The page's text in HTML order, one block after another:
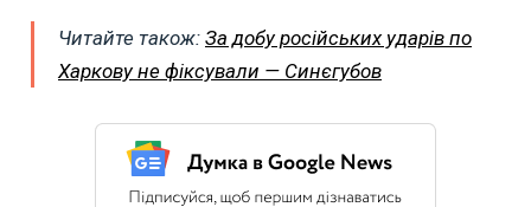
Читайте також: За добу російських ударів по
Харкову не фіксували — Синєгубов